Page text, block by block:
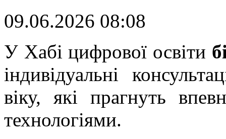
09.06.2026 08:08
У Хабі цифрової освіти
індивідуальні
віку, які прагнуть
технологіями.